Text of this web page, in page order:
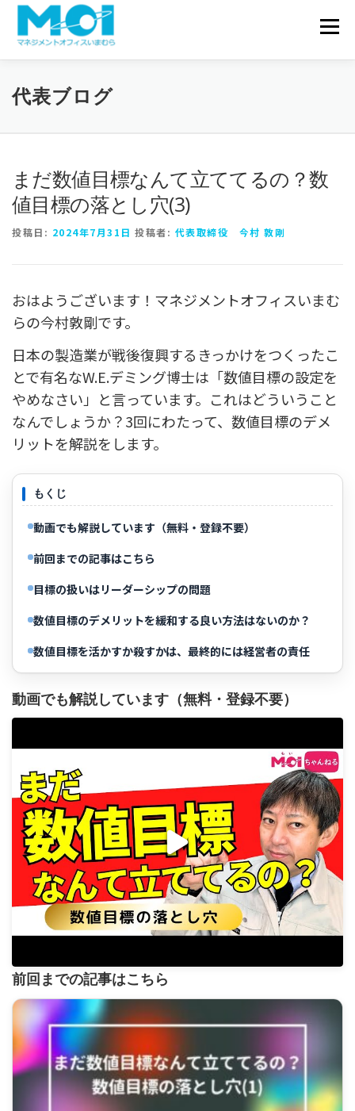
コンテンツへスキップ
メニ
代表ブログ
まだ数値目標なんて立ててるの？数
値目標の落とし穴(3)
投稿日: 2024年7月31日 投稿者: 代表取締役 今村 敦剛
おはようございます！マネジメントオフィスいまむ
らの今村敦剛です。
日本の製造業が戦後復興するきっかけをつくったこ
とで有名なW.E.デミング博士は「数値目標の設定を
やめなさい」と言っています。これはどういうこと
なんでしょうか？3回にわたって、数値目標のデメ
リットを解説をします。
もくじ
動画でも解説しています（無料・登録不要）
前回までの記事はこちら
目標の扱いはリーダーシップの問題
数値目標のデメリットを緩和する良い方法はないのか？
数値目標を活かすか殺すかは、最終的には経営者の責任
動画でも解説しています（無料・登録不要）
前回までの記事はこちら